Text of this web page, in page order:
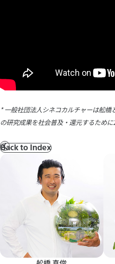
* 一般社団法人シネコカルチャーは舩橋
の研究成果を社会普及・還元するため
前
Back to Index